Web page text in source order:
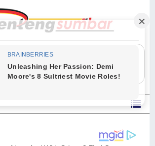
dan para malaikat-Nya berselawat untuk Nabi.
yang beriman, berselawatlah kamu untuk Nabi dan
dengan penuh penghormatan kepadanya." (Qs. Al
Ahzab Ayat 56)